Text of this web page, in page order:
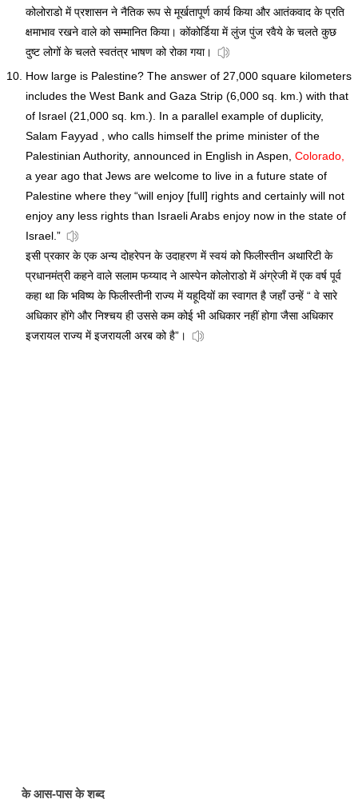
कोलोराडो में प्रशासन ने नैतिक रूप से मूर्खतापूर्ण कार्य किया और आतंकवाद के प्रति
क्षमाभाव रखने वाले को सम्मानित किया। कोंकोर्डिया में लुंज पुंज रवैये के चलते कुछ
दुष्ट लोगों के चलते स्वतंत्र भाषण को रोका गया।
How large is Palestine? The answer of 27,000 square kilometers
includes the West Bank and Gaza Strip (6,000 sq. km.) with that
of Israel (21,000 sq. km.). In a parallel example of duplicity,
Salam Fayyad , who calls himself the prime minister of the
Palestinian Authority, announced in English in Aspen, Colorado,
a year ago that Jews are welcome to live in a future state of
Palestine where they “will enjoy [full] rights and certainly will not
enjoy any less rights than Israeli Arabs enjoy now in the state of
Israel.”
इसी प्रकार के एक अन्य दोहरेपन के उदाहरण में स्वयं को फिलीस्तीन अथारिटी के
प्रधानमंत्री कहने वाले सलाम फय्याद ने आस्पेन कोलोराडो में अंग्रेजी में एक वर्ष पूर्व
कहा था कि भविष्य के फिलीस्तीनी राज्य में यहूदियों का स्वागत है जहाँ उन्हें “ वे सारे
अधिकार होंगे और निश्चय ही उससे कम कोई भी अधिकार नहीं होगा जैसा अधिकार
इजरायल राज्य में इजरायली अरब को है”।
के आस-पास के शब्द